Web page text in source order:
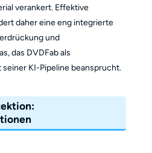
verankert. Effektive
daher eine eng integrierte
und
das DVDFab als
seiner KI-Pipeline beansprucht.